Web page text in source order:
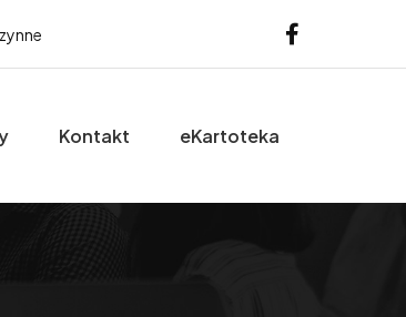
Kontakt eKartoteka